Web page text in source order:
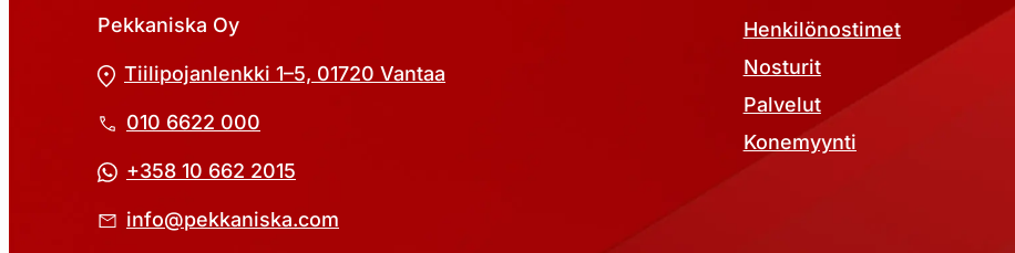
Pekkaniska Oy
Tiilipojanlenkki 1–5, 01720 Vantaa
010 6622 000
+358 10 662 2015
info@pekkaniska.com
Henkilönostimet
Nosturit
Palvelut
Konemyynti